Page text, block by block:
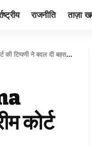
राजनीति ताज़ा
ने बदल दी बहस की दिशा
कोर्ट